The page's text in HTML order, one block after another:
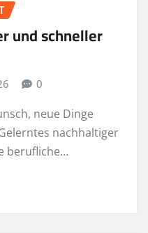
und schneller
0
neue Dinge
nachhaltiger
berufliche…